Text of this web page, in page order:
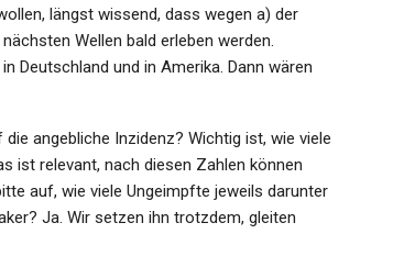
längst wissend, dass wegen a) der
Wellen bald erleben werden.
Deutschland und in Amerika. Dann wären
angebliche Inzidenz? Wichtig ist, wie viele
ist relevant, nach diesen Zahlen können
auf, wie viele Ungeimpfte jeweils darunter
Ja. Wir setzen ihn trotzdem, gleiten